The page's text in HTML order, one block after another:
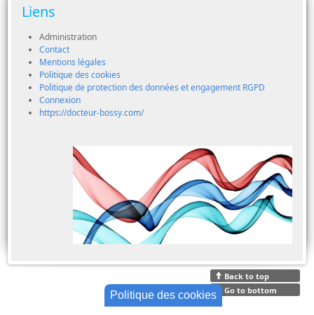
Politique des cookies
Liens
Administration
Contact
Mentions légales
Politique des cookies
Politique de protection des données et engagement RGPD
Connexion
https://docteur-bossy.com/
Back to top
Go to bottom